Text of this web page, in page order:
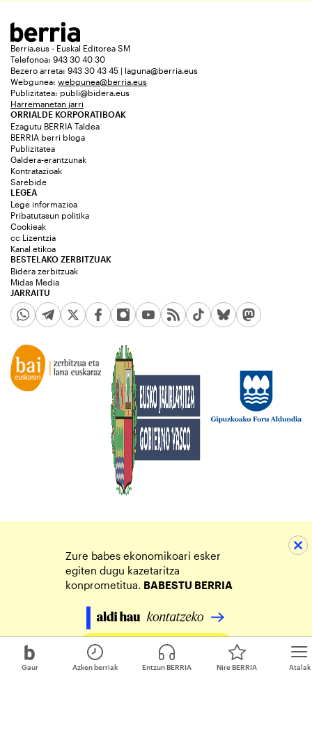
Gaur Atalak
Azken berriak Entzun BERRIA Nire BERRIA
Berria.eus - Euskal Editorea SM
Telefonoa: 943 30 40 30
Bezero arreta: 943 30 43 45 | laguna@berria.eus
Webgunea: webgunea@berria.eus
Publizitatea: publi@bidera.eus
Harremanetan jarri
ORRIALDE KORPORATIBOAK
Ezagutu BERRIA Taldea
BERRIA berri bloga
Publizitatea
Galdera-erantzunak
Kontratazioak
Sarebide
JARRAITU
LEGEA
Lege informazioa
Pribatutasun politika
Cookieak
cc Lizentzia
Kanal etikoa
BESTELAKO ZERBITZUAK
Bidera zerbitzuak
Midas Media
Zure babes ekonomikoari esker
egiten dugu kazetaritza
konprometitua. BABESTU BERRIA
Egin zure ekarpena